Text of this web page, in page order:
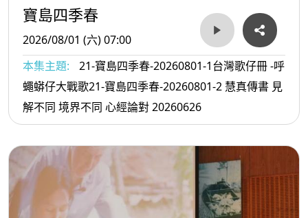
寶島四季春
2026/08/01 (六) 07:00
本集主題:
21-寶島四季春-20260801-1台灣歌仔冊 -呼
蠅蟒仔大戰歌21-寶島四季春-20260801-2 慧真傳書 見
解不同 境界不同 心經論對 20260626